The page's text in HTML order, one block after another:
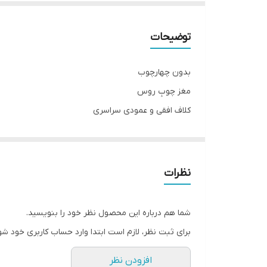
توضیحات
بدون چهارچوب
مغز چوبِ روس
کلاف افقی و عمودی سراسری
قابل تولید با پشت ضد آب ABS برای سرویس های بهداشتی
ابعاد استاندارد ۷۸ × ۲۰۵
نظرات
شما هم درباره این محصول نظر خود را بنویسید.
برای ثبت نظر، لازم است ابتدا وارد حساب کاربری خود
افزودن نظر